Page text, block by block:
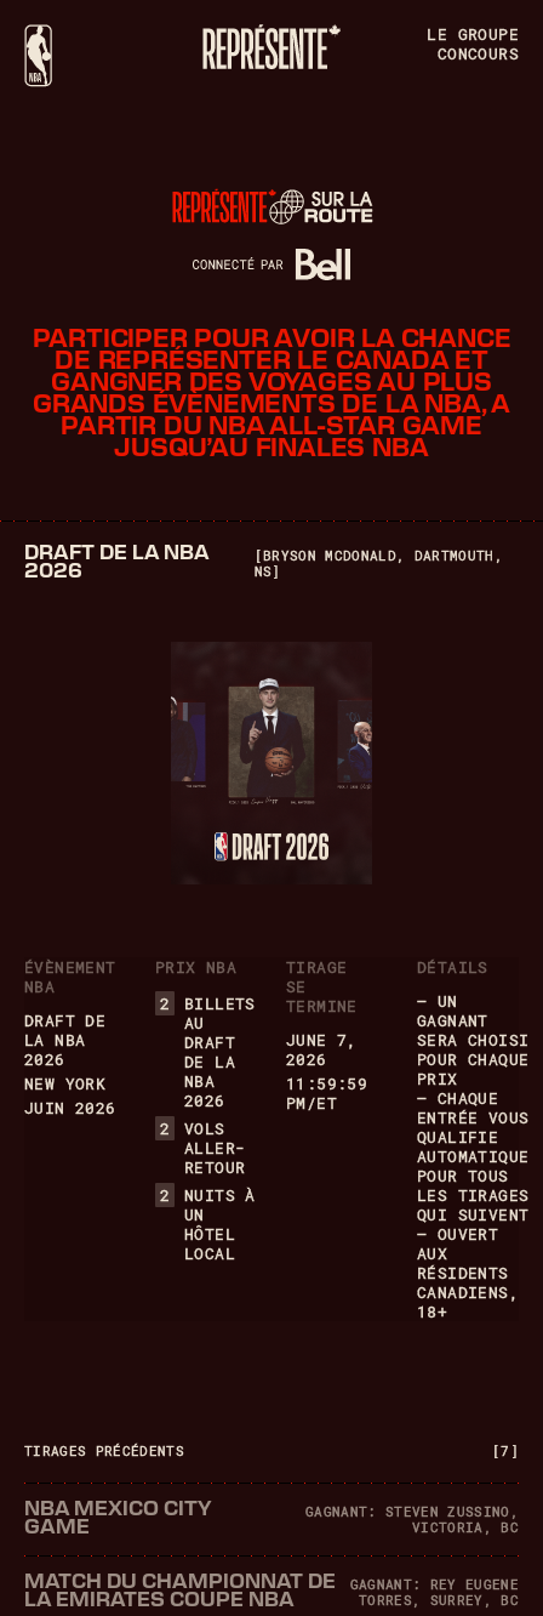
LE GROUPE
CONCOURS
PARTICIPER POUR AVOIR LA CHANCE
DE REPRÉSENTER LE CANADA ET
GANGNER DES VOYAGES AU PLUS
GRANDS ÉVÈNEMENTS DE LA NBA, A
PARTIR DU NBA ALL-STAR GAME
JUSQU’AU FINALES NBA
DRAFT DE LA NBA
2026
[BRYSON MCDONALD, DARTMOUTH,
NS]
ÉVÈNEMENT
NBA
DRAFT DE
LA NBA
2026
NEW YORK
JUIN 2026
PRIX NBA
2
BILLETS
AU
DRAFT
DE LA
NBA
2026
2
VOLS
ALLER-
RETOUR
2
NUITS À
UN
HÔTEL
LOCAL
TIRAGE
SE
TERMINE
JUNE 7,
2026
11:59:59
PM/ET
DÉTAILS
– UN
GAGNANT
SERA CHOISI
POUR CHAQUE
PRIX
– CHAQUE
ENTRÉE VOUS
QUALIFIE
AUTOMATIQUE
POUR TOUS
LES TIRAGES
QUI SUIVENT
– OUVERT
AUX
RÉSIDENTS
CANADIENS,
18+
TIRAGES PRÉCÉDENTS [7]
NBA MEXICO CITY
GAME
GAGNANT: STEVEN ZUSSINO,
VICTORIA, BC
MATCH DU CHAMPIONNAT DE
LA EMIRATES COUPE NBA
GAGNANT: REY EUGENE
TORRES, SURREY, BC